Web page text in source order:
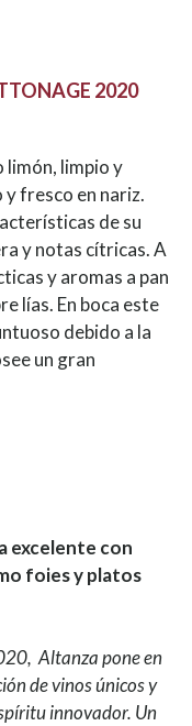
2020
limón, limpio y
fresco en nariz.
de su
y notas cítricas. A
y aromas a pan
lías. En boca este
debido a la
un gran
excelente con
foies y platos
Altanza pone en
de vinos únicos y
innovador. Un